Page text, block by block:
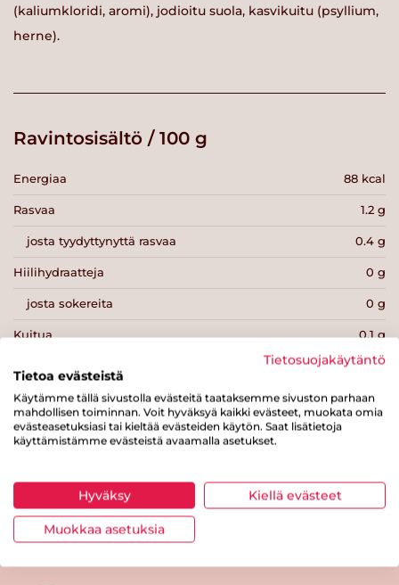
(kaliumkloridi, aromi), jodioitu suola, kasvikuitu (psyllium,
herne).
Ravintosisältö / 100 g
Energiaa 88 kcal
Rasvaa 1.2 g
josta tyydyttynyttä rasvaa 0.4 g
Hiilihydraatteja 0 g
josta sokereita 0 g
Kuitua 0.1 g
19 g
Suolaa 0.4 g
Tulosta sivu Jaa tuote
Tietosuojakäytäntö
Tietoa evästeistä
Käytämme tällä sivustolla evästeitä taataksemme sivuston parhaan
mahdollisen toiminnan. Voit hyväksyä kaikki evästeet, muokata omia
evästeasetuksiasi tai kieltää evästeiden käytön. Saat lisätietoja
käyttämistämme evästeistä avaamalla asetukset.
Hyväksy Kiellä evästeet
Muokkaa asetuksia